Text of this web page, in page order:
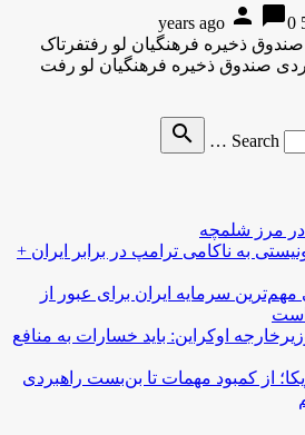
person chat_bubble0
میلیاردی صندوق ذخیره فرهنگیان لو رفتفرتاک
متهم ۵۰۰ میلیاردی صندوق ذخیره فرهنگیان لو رفت
Search …
search
در مرز شلمچه
به ناکامی ترامپ در برابر ایران +
سرمایه ایران برای عبور از
اوکراین: باید خسارات به منافع
از کمبود مهمات تا بن‌بست راهبردی